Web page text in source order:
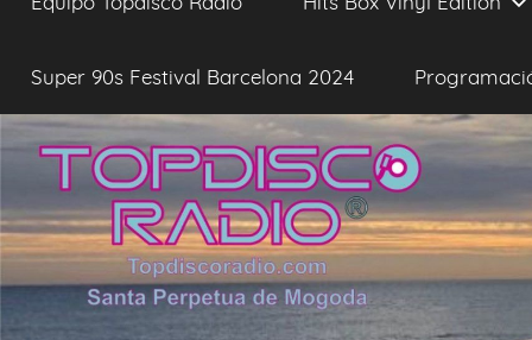
Super 90s Festival Barcelona 2024